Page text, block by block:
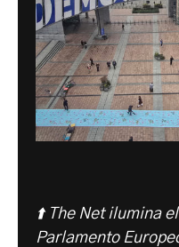
⬆️ The Net ilumina
Parlamento